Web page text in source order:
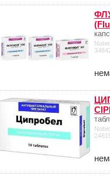
Nobel
Nobel